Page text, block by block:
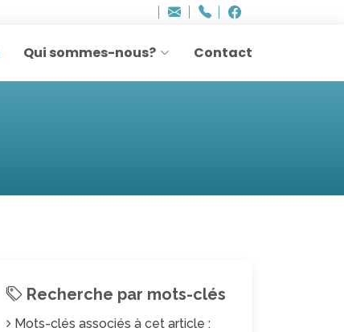
Adresse
mail
info..hâthe..
Tel.
Tel.
Qui sommes-nous? Contact
Recherche par mots-clés
Mots-clés associés à cet article :